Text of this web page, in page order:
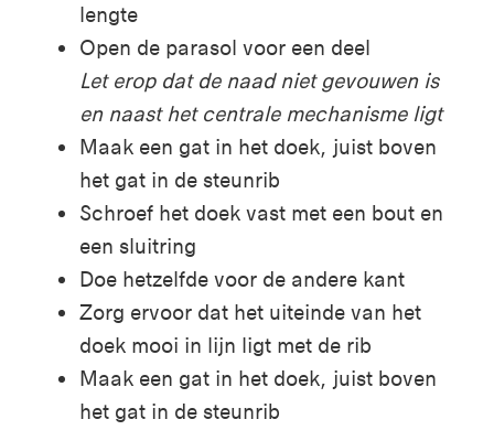
lengte
Open de parasol voor een deel
Let erop dat de naad niet gevouwen is
en naast het centrale mechanisme ligt
Maak een gat in het doek, juist boven
het gat in de steunrib
Schroef het doek vast met een bout en
een sluitring
Doe hetzelfde voor de andere kant
Zorg ervoor dat het uiteinde van het
doek mooi in lijn ligt met de rib
Maak een gat in het doek, juist boven
het gat in de steunrib